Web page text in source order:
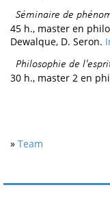
Séminaire de
45 h., master en
Dewalque, D. Seron.
Philosophie de
30 h., master 2 en
» Team